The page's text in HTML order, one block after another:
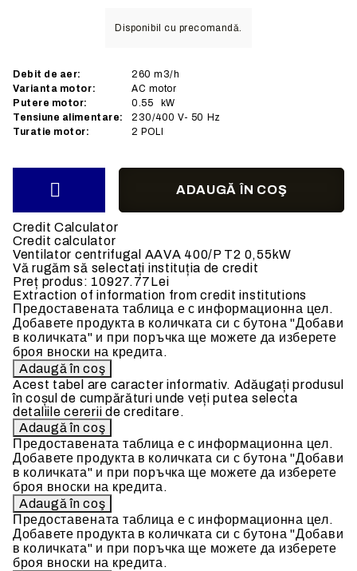
Disponibil cu precomandă.
Debit de aer: 260m3/h
Varianta motor:
AC motor
Putere motor:
0.55
kW
Tensiune alimentare:
230/400V- 50 Hz
Turatie motor:
2 POLI
Credit Calculator
Credit calculator
Ventilator centrifugal AAVA 400/P T2 0,55kW
Vă rugăm să selectați instituția de credit
Preț produs: 10927.77Lei
Extraction of information from credit institutions
Предоставената таблица е с информационна цел.
Добавете продукта в количката си с бутона "Добави
в количката" и при поръчка ще можете да изберете
броя вноски на кредита.
Acest tabel are caracter informativ. Adăugați produsul
în coșul de cumpărături unde veți putea selecta
detaliile cererii de creditare.
Предоставената таблица е с информационна цел.
Добавете продукта в количката си с бутона "Добави
в количката" и при поръчка ще можете да изберете
броя вноски на кредита.
Предоставената таблица е с информационна цел.
Добавете продукта в количката си с бутона "Добави
в количката" и при поръчка ще можете да изберете
броя вноски на кредита.